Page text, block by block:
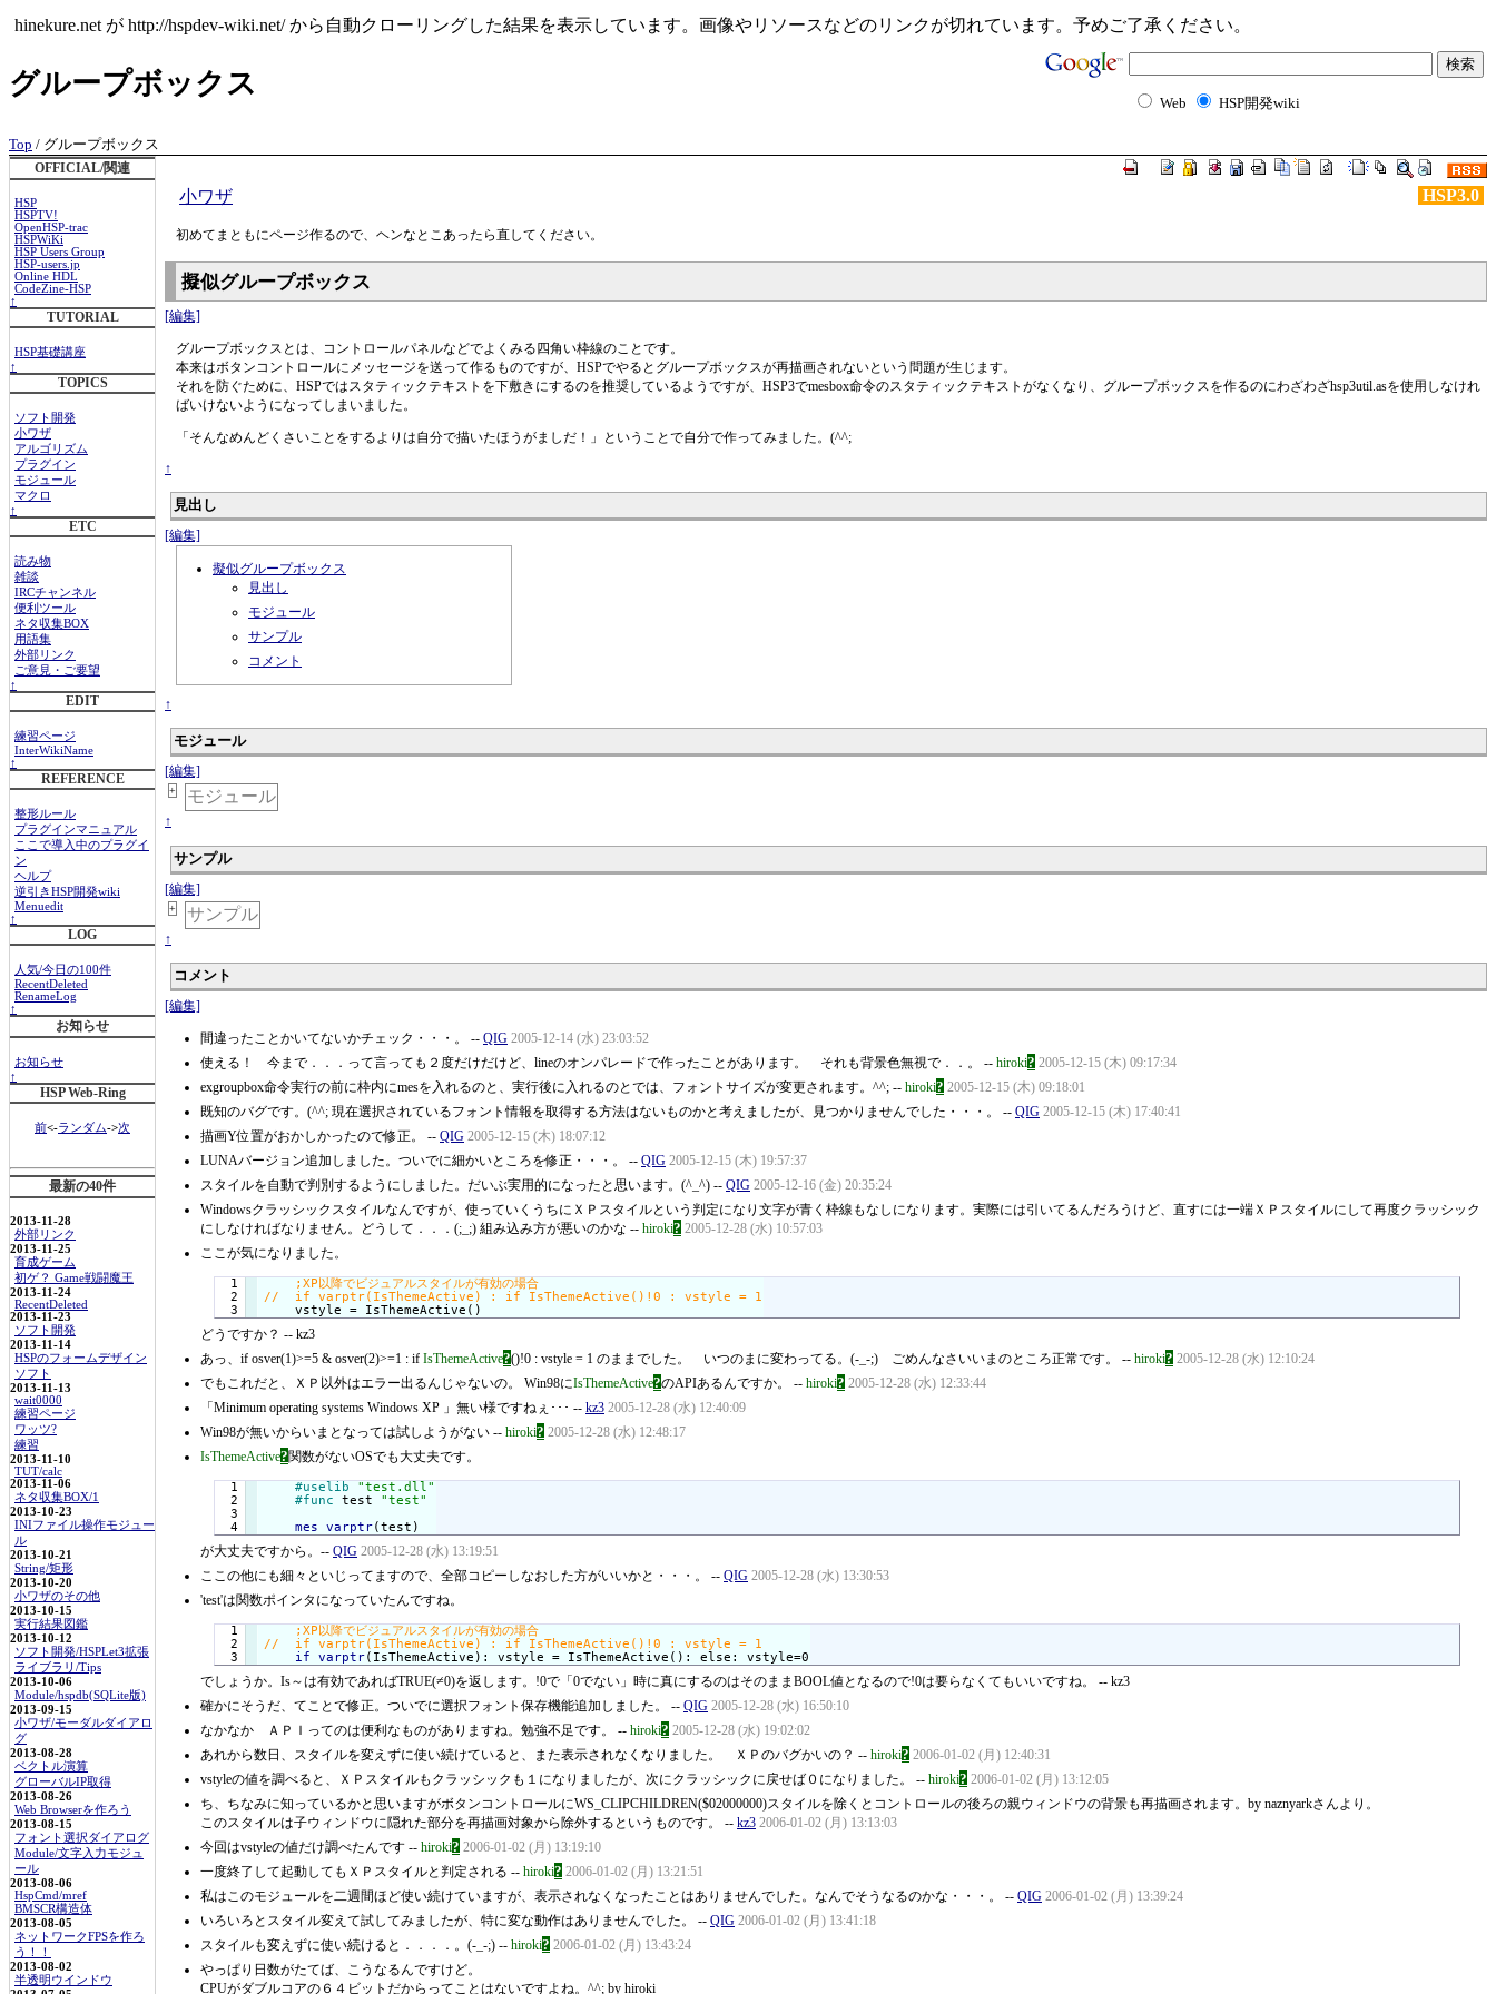
hinekure.net が http://hspdev-wiki.net/ から自動クローリングした結果を表示しています。画像やリソースなどのリンクが切れています。予めご了承ください。
グループボックス
Web HSP開発wiki
Top / グループボックス
OFFICIAL/関連
HSP
HSPTV!
OpenHSP-trac
HSPWiKi
HSP Users Group
HSP-users.jp
Online HDL
CodeZine-HSP
↑
TUTORIAL
HSP基礎講座
↑
TOPICS
ソフト開発
小ワザ
アルゴリズム
プラグイン
モジュール
マクロ
↑
ETC
読み物
雑談
IRCチャンネル
便利ツール
ネタ収集BOX
用語集
外部リンク
ご意見・ご要望
↑
EDIT
練習ページ
InterWikiName
↑
REFERENCE
整形ルール
プラグインマニュアル
ここで導入中のプラグイ
ン
ヘルプ
逆引きHSP開発wiki
Menuedit
↑
LOG
人気/今日の100件
RecentDeleted
RenameLog
↑
お知らせ
お知らせ
↑
HSP Web-Ring
前<-ランダム->次
最新の40件
2013-11-28
外部リンク
2013-11-25
育成ゲーム
初ゲ？ Game戦闘魔王
2013-11-24
RecentDeleted
2013-11-23
ソフト開発
2013-11-14
HSPのフォームデザイン
ソフト
2013-11-13
wait0000
練習ページ
ワッツ?
練習
2013-11-10
TUT/calc
2013-11-06
ネタ収集BOX/1
2013-10-23
INIファイル操作モジュー
ル
2013-10-21
String/矩形
2013-10-20
小ワザのその他
2013-10-15
実行結果図鑑
2013-10-12
ソフト開発/HSPLet3拡張
ライブラリ/Tips
2013-10-06
Module/hspdb(SQLite版)
2013-09-15
小ワザ/モーダルダイアロ
グ
2013-08-28
ベクトル演算
グローバルIP取得
2013-08-26
Web Browserを作ろう
2013-08-15
フォント選択ダイアログ
Module/文字入力モジュ
ール
2013-08-06
HspCmd/mref
BMSCR構造体
2013-08-05
ネットワークFPSを作ろ
う！！
2013-08-02
半透明ウインドウ
小ワザ HSP3.0
初めてまともにページ作るので、ヘンなとこあったら直してください。
擬似グループボックス
[編集]
グループボックスとは、コントロールパネルなどでよくみる四角い枠線のことです。
本来はボタンコントロールにメッセージを送って作るものですが、HSPでやるとグループボックスが再描画されないという問題が生じます。
それを防ぐために、HSPではスタティックテキストを下敷きにするのを推奨しているようですが、HSP3でmesbox命令のスタティックテキストがなくなり、グループボックスを作るのにわざわざhsp3util.asを使用しなけれ
ばいけないようになってしまいました。
「そんなめんどくさいことをするよりは自分で描いたほうがましだ！」ということで自分で作ってみました。(^^;
↑
見出し
[編集]
擬似グループボックス
見出し
モジュール
サンプル
コメント
↑
モジュール
[編集]
+ モジュール
↑
サンプル
[編集]
+ サンプル
↑
コメント
[編集]
間違ったことかいてないかチェック・・・。 -- QIG 2005-12-14 (水) 23:03:52
使える！ 今まで．．．って言っても２度だけだけど、lineのオンパレードで作ったことがあります。 それも背景色無視で．．。 -- hiroki? 2005-12-15 (木) 09:17:34
exgroupbox命令実行の前に枠内にmesを入れるのと、実行後に入れるのとでは、フォントサイズが変更されます。^^; -- hiroki? 2005-12-15 (木) 09:18:01
既知のバグです。(^^; 現在選択されているフォント情報を取得する方法はないものかと考えましたが、見つかりませんでした・・・。 -- QIG 2005-12-15 (木) 17:40:41
描画Y位置がおかしかったので修正。 -- QIG 2005-12-15 (木) 18:07:12
LUNAバージョン追加しました。ついでに細かいところを修正・・・。 -- QIG 2005-12-15 (木) 19:57:37
スタイルを自動で判別するようにしました。だいぶ実用的になったと思います。(^_^) -- QIG 2005-12-16 (金) 20:35:24
Windowsクラッシックスタイルなんですが、使っていくうちにＸＰスタイルという判定になり文字が青く枠線もなしになります。実際には引いてるんだろうけど、直すには一端ＸＰスタイルにして再度クラッシック
にしなければなりません。どうして．．．(;_;) 組み込み方が悪いのかな -- hiroki? 2005-12-28 (水) 10:57:03
ここが気になりました。
  1
  2
    vstyle = IsThemeActive()
どうですか？ -- kz3
あっ、if osver(1)>=5 & osver(2)>=1 : if IsThemeActive?()!0 : vstyle = 1 のままでした。 いつのまに変わってる。(-_-;) ごめんなさいいまのところ正常です。 -- hiroki? 2005-12-28 (水) 12:10:24
でもこれだと、ＸＰ以外はエラー出るんじゃないの。 Win98にIsThemeActive?のAPIあるんですか。 -- hiroki? 2005-12-28 (水) 12:33:44
「Minimum operating systems Windows XP 」無い様ですねぇ･･･ -- kz3 2005-12-28 (水) 12:40:09
Win98が無いからいまとなっては試しようがない -- hiroki? 2005-12-28 (水) 12:48:17
IsThemeActive?関数がないOSでも大丈夫です。
  1
  2
  3
#uselib
"test.dll"
#func
test "test"
mes
varptr(test)
が大丈夫ですから。-- QIG 2005-12-28 (水) 13:19:51
ここの他にも細々といじってますので、全部コピーしなおした方がいいかと・・・。 -- QIG 2005-12-28 (水) 13:30:53
'test'は関数ポインタになっていたんですね。
  1
  2
if
varptr(IsThemeActive): vstyle = IsThemeActive(): else: vstyle=0
でしょうか。Is～は有効であればTRUE(≠0)を返します。!0で「0でない」時に真にするのはそのままBOOL値となるので!0は要らなくてもいいですね。 -- kz3
確かにそうだ、てことで修正。ついでに選択フォント保存機能追加しました。 -- QIG 2005-12-28 (水) 16:50:10
なかなか ＡＰＩってのは便利なものがありますね。勉強不足です。 -- hiroki? 2005-12-28 (水) 19:02:02
あれから数日、スタイルを変えずに使い続けていると、また表示されなくなりました。 ＸＰのバグかいの？ -- hiroki? 2006-01-02 (月) 12:40:31
vstyleの値を調べると、ＸＰスタイルもクラッシックも１になりましたが、次にクラッシックに戻せば０になりました。 -- hiroki? 2006-01-02 (月) 13:12:05
ち、ちなみに知っているかと思いますがボタンコントロールにWS_CLIPCHILDREN($02000000)スタイルを除くとコントロールの後ろの親ウィンドウの背景も再描画されます。by naznyarkさんより。
このスタイルは子ウィンドウに隠れた部分を再描画対象から除外するというものです。 -- kz3 2006-01-02 (月) 13:13:03
今回はvstyleの値だけ調べたんです -- hiroki? 2006-01-02 (月) 13:19:10
一度終了して起動してもＸＰスタイルと判定される -- hiroki? 2006-01-02 (月) 13:21:51
私はこのモジュールを二週間ほど使い続けていますが、表示されなくなったことはありませんでした。なんでそうなるのかな・・・。 -- QIG 2006-01-02 (月) 13:39:24
いろいろとスタイル変えて試してみましたが、特に変な動作はありませんでした。 -- QIG 2006-01-02 (月) 13:41:18
スタイルも変えずに使い続けると．．．．。(-_-;) -- hiroki? 2006-01-02 (月) 13:43:24
やっぱり日数がたてば、こうなるんですけど。
CPUがダブルコアの６４ビットだからってことはないですよね。^^; by hiroki